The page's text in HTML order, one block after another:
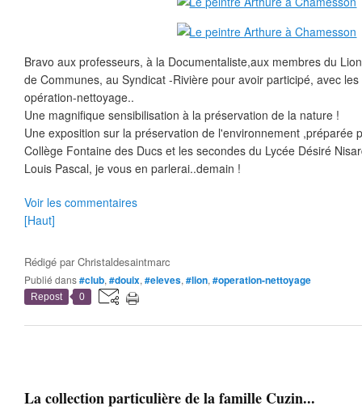
Bravo aux professeurs, à la Documentaliste,aux membres du
de Communes, au Syndicat -Rivière pour avoir participé, avec
opération-nettoyage..
Une magnifique sensibilisation à la préservation de la nature !
Une exposition sur la préservation de l'environnement ,préparée
Collège Fontaine des Ducs et les secondes du Lycée Désiré
Louis Pascal, je vous en parlerai..demain !
Voir les commentaires
[Haut]
Rédigé parChristaldesaintmarc
Publié dans#club, #douix, #eleves, #lion, #operation-nettoyage
Repost 0
La collection particulière de la famille Cuzin...